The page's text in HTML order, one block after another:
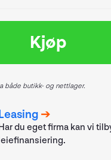
Kjøp
både butikk- og nettlager.
du eget firma kan vi